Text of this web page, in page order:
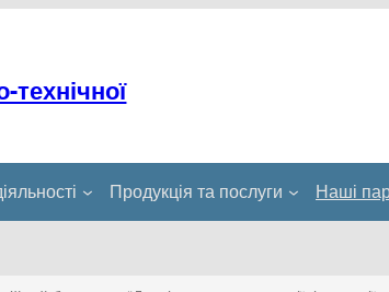
технічної
Продукція та послуги Наші